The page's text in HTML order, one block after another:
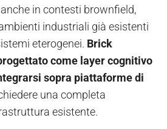
in contesti brownfield,
industriali già esistenti
eterogenei. Brick
come layer cognitivo
sopra piattaforme di
una completa
esistente.